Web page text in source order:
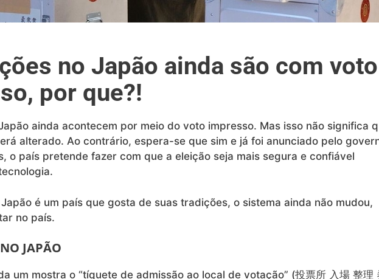
no Japão ainda são com voto
por que?!
ainda acontecem por meio do voto impresso. Mas isso não significa
alterado. Ao contrário, espera-se que sim e já foi anunciado pelo
o país pretende fazer com que a eleição seja mais segura e confiável
é um país que gosta de suas tradições, o sistema ainda não mudou,
no país.
JAPÃO
um mostra o “tíquete de admissão ao local de votação” (投票所 入場 整理